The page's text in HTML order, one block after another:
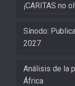
¡CARITAS no
Sínodo:
2027
Análisis de la
África